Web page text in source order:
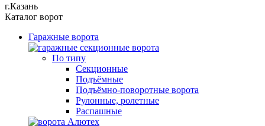
г.Казань
Каталог ворот
Гаражные ворота
По типу
Секционные
Подъёмные
Подъёмно-поворотные ворота
Рулонные, ролетные
Распашные